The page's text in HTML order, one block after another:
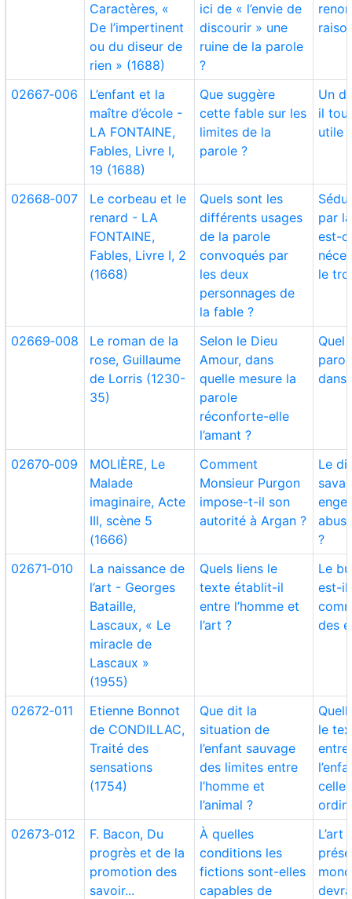
Caractères, «
De l’impertinent
ou du diseur de
rien » (1688)
ici de « l’envie de
discourir » une
ruine de la parole
?
02667‑006
L’enfant et la
maître d’école -
LA FONTAINE,
Fables, Livre I,
19 (1688)
Que suggère
cette fable sur les
limites de la
parole ?
Un
il
utile
02668‑007
Le corbeau et le
renard - LA
FONTAINE,
Fables, Livre I, 2
(1668)
Quels sont les
différents usages
de la parole
convoqués par
les deux
personnages de
la fable ?
par
est-
le
02669‑008
Le roman de la
rose, Guillaume
de Lorris (1230-
35)
Selon le Dieu
Amour, dans
quelle mesure la
parole
réconforte-elle
l’amant ?
Quel
dans
02670‑009
MOLIÈRE, Le
Malade
imaginaire, Acte
III, scène 5
(1666)
Comment
Monsieur Purgon
impose-t-il son
autorité à Argan ?
Le
abus
?
02671‑010
La naissance de
l’art - Georges
Bataille,
Lascaux, « Le
miracle de
Lascaux »
(1955)
Quels liens le
texte établit-il
entre l’homme et
l’art ?
Le
est-il
des
02672‑011
Etienne Bonnot
de CONDILLAC,
Traité des
sensations
(1754)
Que dit la
situation de
l’enfant sauvage
des limites entre
l’homme et
l’animal ?
le
celle
02673‑012
F. Bacon, Du
progrès et de la
promotion des
savoir...
À quelles
conditions les
fictions sont-elles
capables de
L’art